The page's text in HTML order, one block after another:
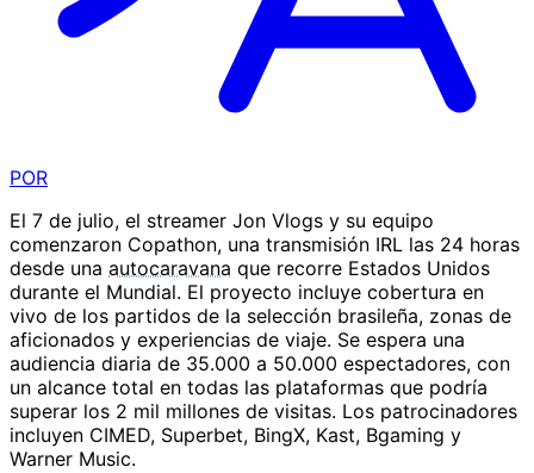
POR
El 7 de julio, el streamer Jon Vlogs y su equipo
comenzaron Copathon, una transmisión IRL las 24 horas
desde una autocaravana que recorre Estados Unidos
durante el Mundial. El proyecto incluye cobertura en
vivo de los partidos de la selección brasileña, zonas de
aficionados y experiencias de viaje. Se espera una
audiencia diaria de 35.000 a 50.000 espectadores, con
un alcance total en todas las plataformas que podría
superar los 2 mil millones de visitas. Los patrocinadores
incluyen CIMED, Superbet, BingX, Kast, Bgaming y
Warner Music.